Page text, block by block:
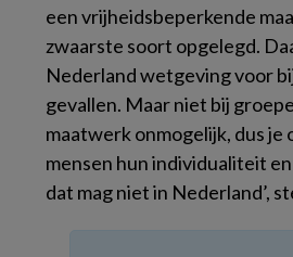
een vrijheidsbeperkende
zwaarste soort opgelegd.
Nederland wetgeving voor
gevallen. Maar niet bij
maatwerk onmogelijk, dus je
mensen hun individualiteit
dat mag niet in Nederland’,